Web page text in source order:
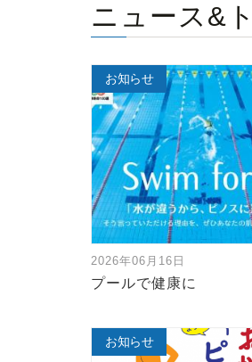
ニュース&
お知らせ
2026年06月16日
プールで健康に
お知らせ